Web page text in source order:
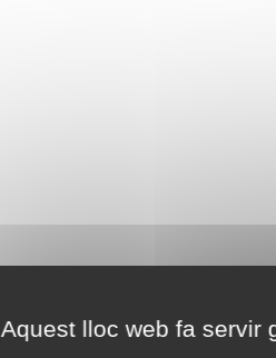
Aquest lloc web fa servir